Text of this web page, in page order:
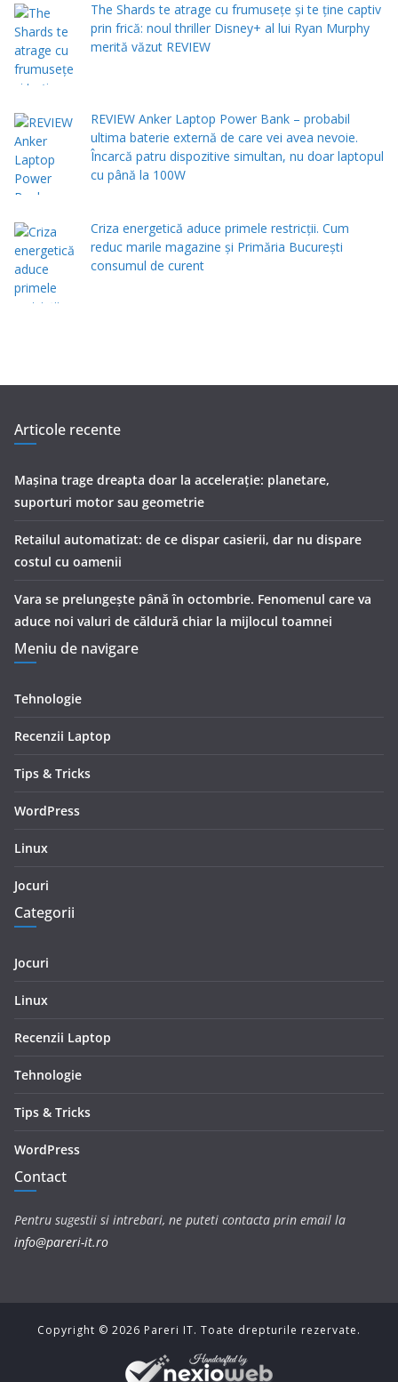
The Shards te atrage cu frumusețe și te ține captiv
prin frică: noul thriller Disney+ al lui Ryan Murphy
merită văzut REVIEW
REVIEW Anker Laptop Power Bank – probabil
ultima baterie externă de care vei avea nevoie.
Încarcă patru dispozitive simultan, nu doar laptopul
cu până la 100W
Criza energetică aduce primele restricții. Cum
reduc marile magazine și Primăria București
consumul de curent
Articole recente
Mașina trage dreapta doar la accelerație: planetare,
suporturi motor sau geometrie
Retailul automatizat: de ce dispar casierii, dar nu dispare
costul cu oamenii
Vara se prelungeşte până în octombrie. Fenomenul care va
aduce noi valuri de căldură chiar la mijlocul toamnei
Meniu de navigare
Tehnologie
Recenzii Laptop
Tips & Tricks
WordPress
Linux
Jocuri
Categorii
Jocuri
Linux
Recenzii Laptop
Tehnologie
Tips & Tricks
WordPress
Contact
Pentru sugestii si intrebari, ne puteti contacta prin email la
info@pareri-it.ro
Copyright © 2026 Pareri IT. Toate drepturile rezervate.